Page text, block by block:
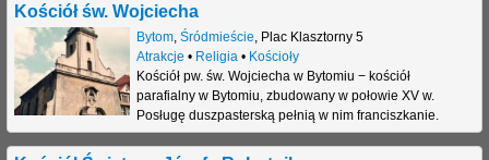
Kościół św. Wojciecha
Bytom, Śródmieście, Plac Klasztorny 5
Atrakcje • Religia• Kościoły
Kościół pw. św. Wojciecha w Bytomiu − kościół
parafialny w Bytomiu, zbudowany w połowie XV w.
Posługę duszpasterską pełnią w nim franciszkanie.